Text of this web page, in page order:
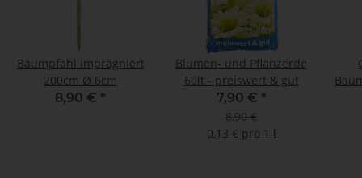
Baumpfahl imprägniert
200cm Ø 6cm
8,90 € *
Blumen- und Pflanzerde
60lt - preiswert & gut
7,90 € *
8,90 €
0,13 € pro 1 l